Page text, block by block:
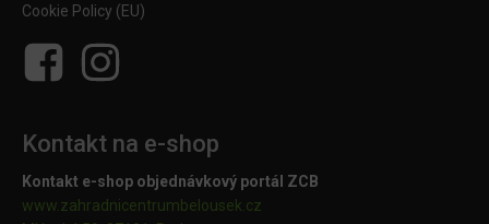
Cookie Policy (EU)
Kontakt na e-shop
Kontakt e-shop objednávkový portál ZCB
www.zahradnicentrumbelousek.cz